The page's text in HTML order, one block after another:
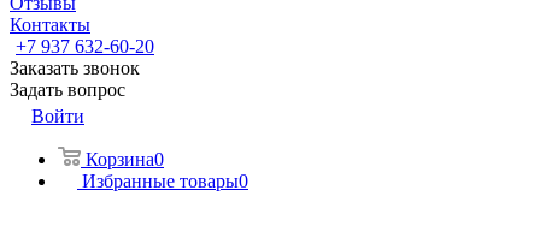
Контакты
+7 937 632-60-20
Заказать звонок
Задать вопрос
Войти
Корзина0
Избранные товары0